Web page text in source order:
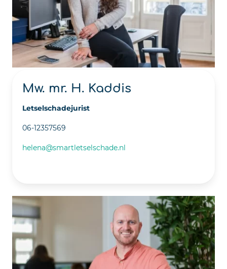
Mw. mr. H. Kaddis
Letselschadejurist
06-12357569
helena@smartletselschade.nl